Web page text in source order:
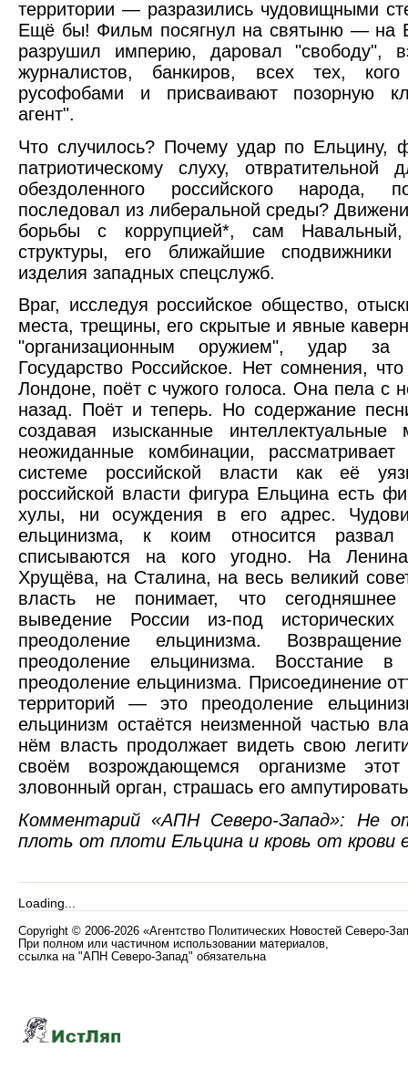
территории — разразились чудовищными
Ещё бы! Фильм посягнул на святыню — на
разрушил империю, даровал "свободу",
журналистов, банкиров, всех тех,
русофобами и присваивают позорную
агент".
Что случилось? Почему удар по Ельцину,
патриотическому слуху,
обездоленного российского народа,
последовал из либеральной среды?
борьбы с коррупцией*, сам
структуры, его ближайшие
изделия западных спецслужб.
Враг, исследуя российское общество,
места, трещины, его скрытые и явные
"организационным оружием", удар за
Государство Российское. Нет сомнения,
Лондоне, поёт с чужого голоса. Она пела с
назад. Поёт и теперь. Но содержание
создавая изысканные интеллектуальные
неожиданные комбинации,
системе российской власти как её
российской власти фигура Ельцина есть
хулы, ни осуждения в его адрес.
ельцинизма, к коим относится развал
списываются на кого угодно. На
Хрущёва, на Сталина, на весь великий
власть не понимает, что сегодняшнее
выведение России из-под
преодоление ельцинизма.
преодоление ельцинизма. Восстание
преодоление ельцинизма. Присоединение
территорий — это преодоление
ельцинизм остаётся неизменной частью
нём власть продолжает видеть свою
своём возрождающемся организме
зловонный орган, страшась его
Комментарий «АПН Северо-Запад»: Не
плоть от плоти Ельцина и кровь от крови
Loading...
Copyright © 2006-2026 «Агентство Политических Новостей Северо-
При полном или частичном использовании материалов,
ссылка на "АПН Северо-Запад" обязательна